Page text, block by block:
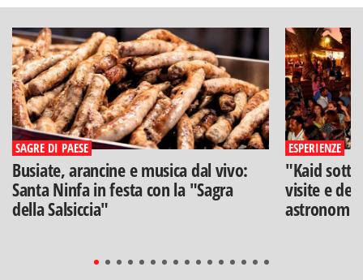
SAGRE DI PAESE
Busiate, arancine e musica dal vivo:
Santa Ninfa in festa con la "Sagra
della Salsiccia"
ESPERIENZE
"Kaid
visite e
astronomia